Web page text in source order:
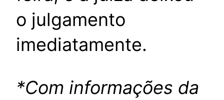
o julgamento
imediatamente.
*Com informações da